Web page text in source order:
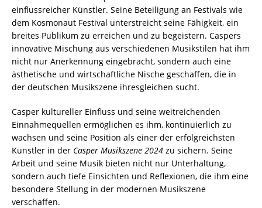
einflussreicher Künstler. Seine Beteiligung an Festivals wie
dem Kosmonaut Festival unterstreicht seine Fähigkeit, ein
breites Publikum zu erreichen und zu begeistern. Caspers
innovative Mischung aus verschiedenen Musikstilen hat ihm
nicht nur Anerkennung eingebracht, sondern auch eine
ästhetische und wirtschaftliche Nische geschaffen, die in
der deutschen Musikszene ihresgleichen sucht.
Casper kultureller Einfluss und seine weitreichenden
Einnahmequellen ermöglichen es ihm, kontinuierlich zu
wachsen und seine Position als einer der erfolgreichsten
Künstler in der Casper Musikszene 2024 zu sichern. Seine
Arbeit und seine Musik bieten nicht nur Unterhaltung,
sondern auch tiefe Einsichten und Reflexionen, die ihm eine
besondere Stellung in der modernen Musikszene
verschaffen.